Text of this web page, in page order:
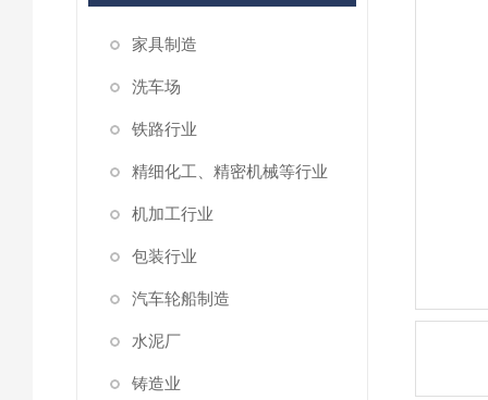
家具制造
洗车场
铁路行业
精细化工、精密机械等行业
机加工行业
包装行业
汽车轮船制造
水泥厂
铸造业